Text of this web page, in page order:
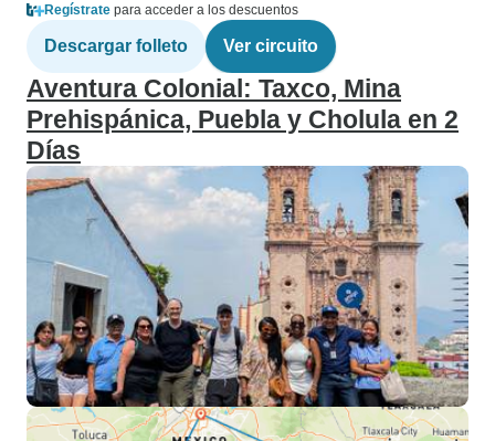
Regístrate para acceder a los descuentos
Descargar folleto Ver circuito
Aventura Colonial: Taxco, Mina
Prehispánica, Puebla y Cholula en 2
Días